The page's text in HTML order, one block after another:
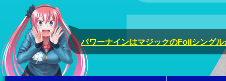
パワーナインはマジックのFoilシング